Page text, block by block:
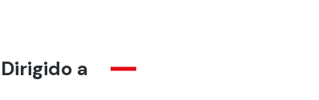
Dirigido a